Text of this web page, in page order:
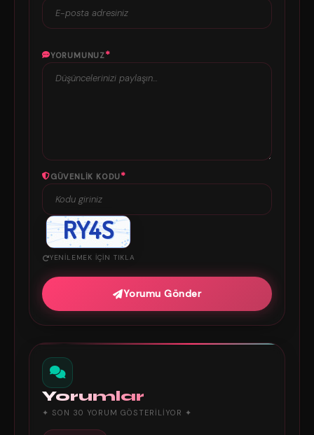
YORUMUNUZ*
GÜVENLIK KODU*
YENILEMEK IÇIN TIKLA
Yorumu Gönder
Yorumlar
✦ SON 30 YORUM GÖSTERILIYOR ✦